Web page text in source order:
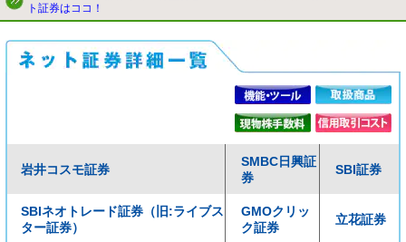
ト証券はココ！
岩井コスモ証券
SMBC日興証
券
SBI証券
SBIネオトレード証券（旧:ライブス
ター証券）
GMOクリッ
ク証券
立花証券